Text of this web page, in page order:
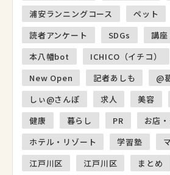
浦安ランニングコース
ペット
読者アンケート
SDGs
講座
本八幡bot
ICHICO（イチコ）
New Open
記者あしも
@
しぃ@さんぽ
求人 美容
健康
暮らし PR
お店
ホテル・リゾート
学習塾
江戸川区
江戸川区
まとめ